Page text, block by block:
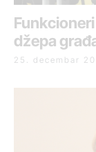
džepa
25. decembar